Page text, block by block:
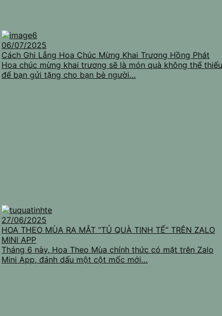
06/07/2025
Cách Ghi Lẵng Hoa Chúc Mừng Khai Trương Hồng Phát
Hoa chúc mừng khai trương sẽ là món quà không thể thiếu
để bạn gửi tặng cho bạn bè người…
27/06/2025
HOA THEO MÙA RA MẮT “TỦ QUÀ TINH TẾ” TRÊN ZALO
MINI APP
Tháng 6 này, Hoa Theo Mùa chính thức có mặt trên Zalo
Mini App, đánh dấu một cột mốc mới…